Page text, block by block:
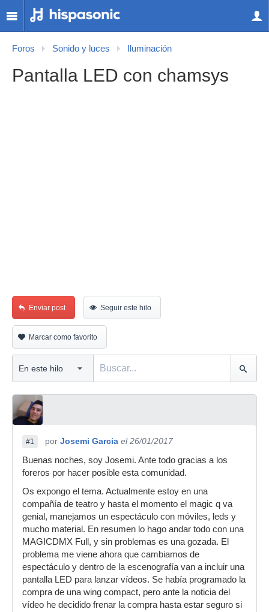
Foros Sonido y luces Iluminación
Pantalla LED con chamsys
Enviar post Seguir este hilo
Marcar como favorito
#1 por Josemi Garcia el 26/01/2017
Buenas noches, soy Josemi. Ante todo gracias a los
foreros por hacer posible esta comunidad.
Os expongo el tema. Actualmente estoy en una
compañía de teatro y hasta el momento el magic q va
genial, manejamos un espectáculo con móviles, leds y
mucho material. En resumen lo hago andar todo con una
MAGICDMX Full, y sin problemas es una gozada. El
problema me viene ahora que cambiamos de
espectáculo y dentro de la escenografía van a incluir una
pantalla LED para lanzar vídeos. Se había programado la
compra de una wing compact, pero ante la noticia del
vídeo he decidido frenar la compra hasta estar seguro si